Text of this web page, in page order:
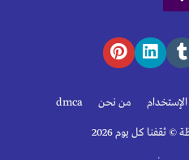
الإستخدام من نحن dmca
ثقفنا كل يوم 2026